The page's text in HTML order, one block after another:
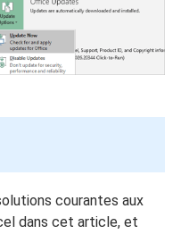
courantes aux
dans cet article, et